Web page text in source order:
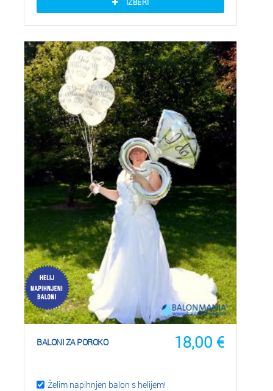
18,00 €
BALONI ZA POROKO
Želim napihnjen balon s helijem!